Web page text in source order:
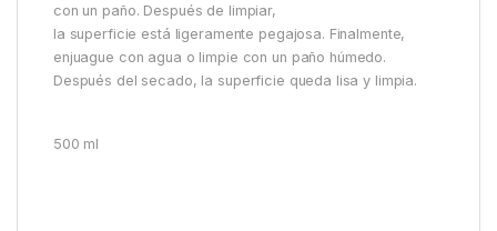
con un paño. Después de limpiar,
la superficie está ligeramente pegajosa. Finalmente,
enjuague con agua o limpie con un paño húmedo.
Después del secado, la superficie queda lisa y limpia.
500 ml